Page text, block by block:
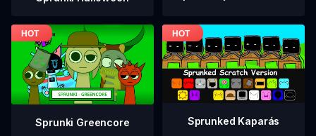
Sprunki Greencore Sprunked Kaparás